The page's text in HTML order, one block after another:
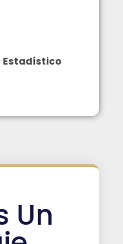
Estadístico
Un